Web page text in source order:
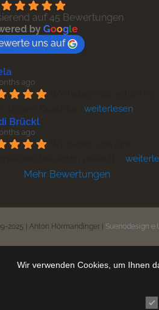
auf 45 Bewertungen
by Google
uns auf
ago
weiterlesen
Brückl
ago
Mehr Bewertungen
2025 | Anton Hörmandinger | Suenodesign
Wir verwenden Cookies, um Ihnen